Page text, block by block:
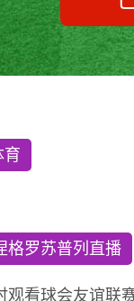
育
格罗苏普列直播
观看球会友谊联